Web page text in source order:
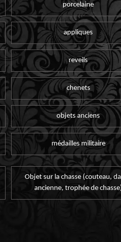
porcelaine
appliques
reveils
chenets
objets anciens
médailles militaire
Objet sur la chasse (couteau,
ancienne, trophée de